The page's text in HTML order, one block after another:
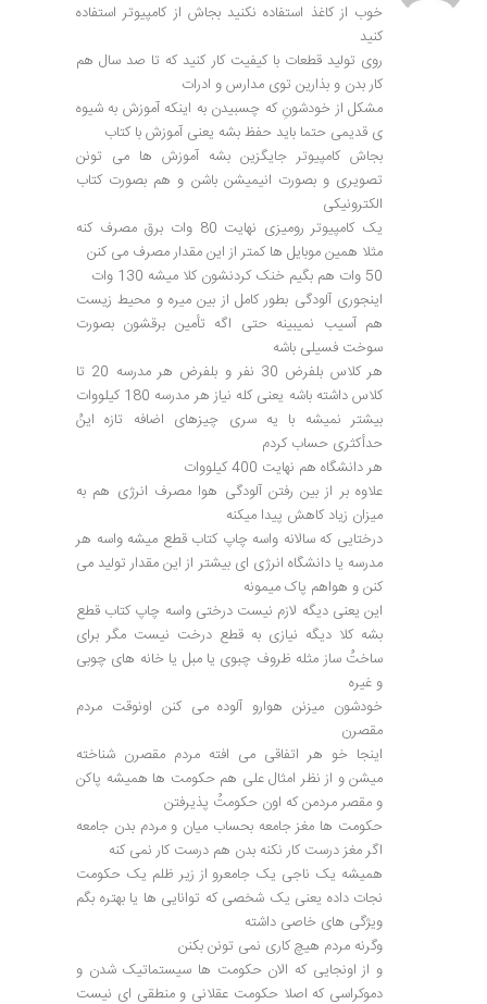
خوب از کاغذ استفاده نکنید بجاش از کامپیوتر استفاده
کنید
روی تولید قطعات با کیفیت کار کنید که تا صد سال هم
کار بدن و بذارین توی مدارس و ادرات
مشکل از خودشونِ که چسبیدن به اینکه آموزش به شیوه
ی قدیمی حتما باید حفظ بشه یعنی آموزش با کتاب
بجاش کامپیوتر جایگزین بشه آموزش ها می تونن
تصویری و بصورت انیمیشن باشن و هم بصورت کتاب
الکترونیکی
یک کامپیوتر رومیزی نهایت 80 وات برق مصرف کنه
مثلا همین موبایل ها کمتر از این مقدار مصرف می کنن
50 وات هم بگیم خنک کردنشون کلا میشه 130 وات
اینجوری آلودگی بطور کامل از بین میره و محیط زیست
هم آسیب نمیبینه حتی اگه تأمین برقشون بصورت
سوخت فسیلی باشه
هر کلاس بلفرض 30 نفر و بلفرض هر مدرسه 20 تا
کلاس داشته باشه یعنی کله نیاز هر مدرسه 180 کیلووات
بیشتر نمیشه با یه سری چیزهای اضافه تازه اینُ
حدأکثری حساب کردم
هر دانشگاه هم نهایت 400 کیلووات
علاوه بر از بین رفتن آلودگی هوا مصرف انرژی هم به
میزان زیاد کاهش پیدا میکنه
درختایی که سالانه واسه چاپ کتاب قطع میشه واسه هر
مدرسه یا دانشگاه انرژی ای بیشتر از این مقدار تولید می
کنن و هواهم پاک میمونه
این یعنی دیگه لازم نیست درختی واسه چاپ کتاب قطع
بشه کلا دیگه نیازی به قطع درخت نیست مگر برای
ساختُ ساز مثله ظروف چبوی یا مبل یا خانه های چوبی
و غیره
خودشون میزنن هوارو آلوده می کنن اونوقت مردم
مقصرن
اینجا خو هر اتفاقی می افته مردم مقصرن شناخته
میشن و از نظر امثال علی هم حکومت ها همیشه پاکن
و مقصر مردمن که اون حکومتُ پذیرفتن
حکومت ها مغز جامعه بحساب میان و مردم بدن جامعه
اگر مغز درست کار نکنه بدن هم درست کار نمی کنه
همیشه یک ناجی یک جامعرو از زیر ظلم یک حکومت
نجات داده یعنی یک شخصی که توانایی ها یا بهتره بگم
ویژگی های خاصی داشته
وگرنه مردم هیچ کاری نمی تونن بکنن
و از اونجایی که الان حکومت ها سیستماتیک شدن و
دموکراسی که اصلا حکومت عقلانی و منطقی ای نیست